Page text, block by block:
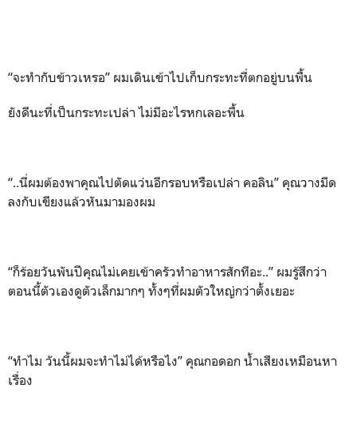
“จะทำกับข้าวเหรอ” ผมเดินเข้าไปเก็บกระทะที่ตกอยู่บนพื้น
ยังดีนะที่เป็นกระทะเปล่า ไม่มีอะไรหกเลอะพื้น
“..นี่ผมต้องพาคุณไปตัดแว่นอีกรอบหรือเปล่า คอลิน” คุณวางมีด
ลงกับเขียงแล้วหันมามองผม
“ก็ร้อยวันพันปีคุณไม่เคยเข้าครัวทำอาหารสักทีอะ..” ผมรู้สึกว่า
ตอนนี้ตัวเองดูตัวเล็กมากๆ ทั้งๆที่ผมตัวใหญ่กว่าตั้งเยอะ
“ทำไม วันนี้ผมจะทำไม่ได้หรือไง” คุณกอดอก น้ำเสียงเหมือนหา
เรื่อง